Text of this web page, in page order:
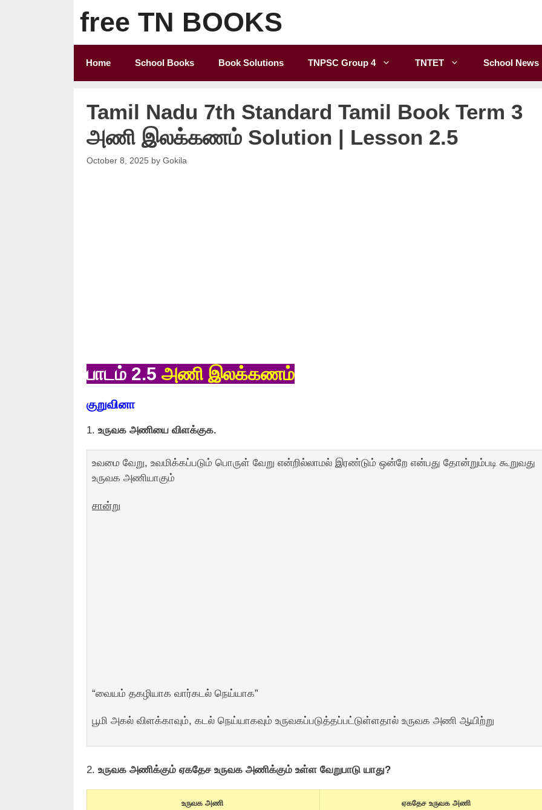
free TN BOOKS
Home School Books Book Solutions TNPSC Group 4 TNTET School News
Tamil Nadu 7th Standard Tamil Book Term 3
அணி இலக்கணம் Solution | Lesson 2.5
October 8, 2025 by Gokila
பாடம் 2.5 அணி இலக்கணம்
குறுவினா
1. உருவக அணியை விளக்குக.
உவமை வேறு, உவமிக்கப்படும் பொருள் வேறு என்றில்லாமல் இரண்டும் ஒன்றே என்பது தோன்றும்படி கூறுவது
உருவக அணியாகும்
சான்று
“வையம் தகழியாக வார்கடல் நெய்யாக”
பூமி அகல் விளக்காவும், கடல் நெய்யாகவும் உருவகப்படுத்தப்பட்டுள்ளதால் உருவக அணி ஆயிற்று
2. உருவக அணிக்கும் ஏகதேச உருவக அணிக்கும் உள்ள வேறுபாடு யாது?
உருவக அணி ஏகதேச உருவக அணி